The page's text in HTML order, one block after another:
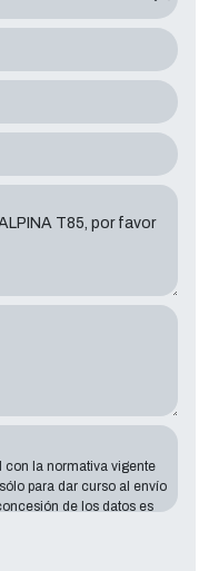
con la normativa vigente
para dar curso al envío
de los datos es
los datos que faltan
sus peticiones. El